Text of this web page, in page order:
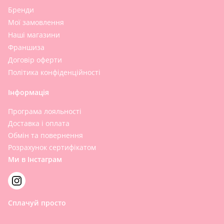
Бренди
Мої замовлення
Наші магазини
Франшиза
Договір оферти
Політика конфіденційності
Інформація
Програма лояльності
Доставка і оплата
Обмін та повернення
Розрахунок сертифікатом
Ми в Інстаграм
Сплачуй просто